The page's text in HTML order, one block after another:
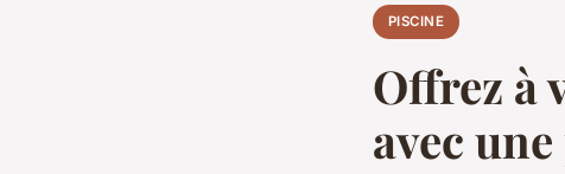
PISCINE
Offrez à
avec